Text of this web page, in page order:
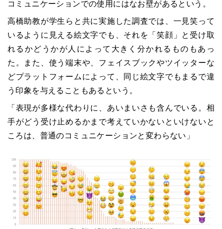
コミュニケーションでの使用にはなお壁があるという。
高橋助教が学生らと共に実施した調査では、一見笑って
いるように見える絵文字でも、それを「笑顔」と受け取
れるかどうかが人によって大きく分かれるものもあっ
た。また、使う端末や、フェイスブックやツイッターな
どプラットフォームによって、同じ絵文字でもまるで違
う印象を与えることもあるという。
「表現が多様な代わりに、あいまいさも含んでいる。相
手がどう受け止めるかまで考えていかないといけないと
ころは、普通のコミュニケーションと変わらない」